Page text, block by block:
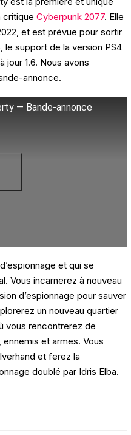
critique Cyberpunk 2077. Elle
et est prévue pour sortir
le support de la version PS4
jour 1.6. Nous avons
annonce.
— Bande-annonce
et qui se
Vous incarnerez à nouveau
d’espionnage pour sauver
un nouveau quartier
vous rencontrerez de
et armes. Vous
et ferez la
doublé par Idris Elba.